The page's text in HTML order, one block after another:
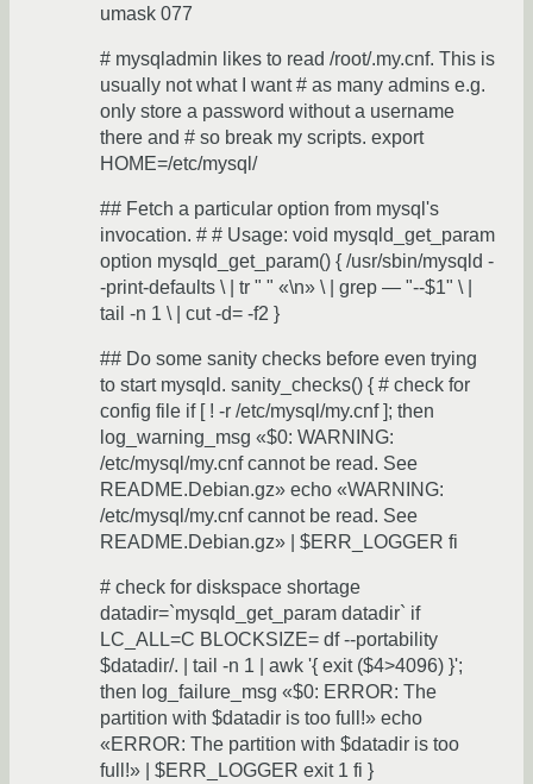
umask 077
# mysqladmin likes to read /root/.my.cnf. This is
usually not what I want # as many admins e.g.
only store a password without a username
there and # so break my scripts. export
HOME=/etc/mysql/
## Fetch a particular option from mysql's
invocation. # # Usage: void mysqld_get_param
option mysqld_get_param() { /usr/sbin/mysqld -
-print-defaults \ | tr " " «\n» \ | grep — "--$1" \ |
tail -n 1 \ | cut -d= -f2 }
## Do some sanity checks before even trying
to start mysqld. sanity_checks() { # check for
config file if [ ! -r /etc/mysql/my.cnf ]; then
log_warning_msg «$0: WARNING:
/etc/mysql/my.cnf cannot be read. See
README.Debian.gz» echo «WARNING:
/etc/mysql/my.cnf cannot be read. See
README.Debian.gz» | $ERR_LOGGER fi
# check for diskspace shortage
datadir=`mysqld_get_param datadir` if
LC_ALL=C BLOCKSIZE= df --portability
$datadir/. | tail -n 1 | awk '{ exit ($4>4096) }';
then log_failure_msg «$0: ERROR: The
partition with $datadir is too full!» echo
«ERROR: The partition with $datadir is too
full!» | $ERR_LOGGER exit 1 fi }